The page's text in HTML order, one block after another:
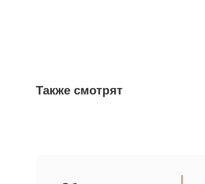
Также смотрят